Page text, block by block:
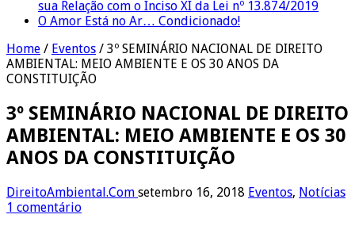
sua Relação com o Inciso XI da Lei nº 13.874/2019
O Amor Está no Ar… Condicionado!
Home / Eventos / 3º SEMINÁRIO NACIONAL DE DIREITO
AMBIENTAL: MEIO AMBIENTE E OS 30 ANOS DA
CONSTITUIÇÃO
3º SEMINÁRIO NACIONAL DE DIREITO
AMBIENTAL: MEIO AMBIENTE E OS 30
ANOS DA CONSTITUIÇÃO
DireitoAmbiental.Com setembro 16, 2018 Eventos, Notícias
1 comentário